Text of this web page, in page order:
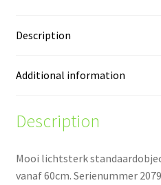
Description
Additional information
Description
Mooi lichtsterk
vanaf 60cm. Serienummer